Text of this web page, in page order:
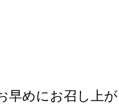
めにお召し上が